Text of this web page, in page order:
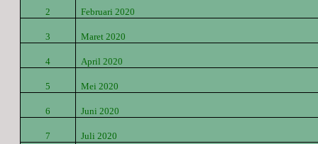
2 Februari 2020
3 Maret 2020
4 April 2020
5 Mei 2020
6 Juni 2020
7 Juli 2020